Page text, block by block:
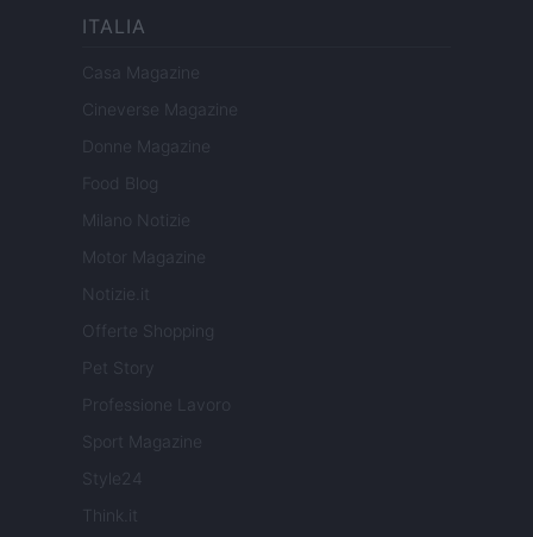
ITALIA
Casa Magazine
Cineverse Magazine
Donne Magazine
Food Blog
Milano Notizie
Motor Magazine
Notizie.it
Offerte Shopping
Pet Story
Professione Lavoro
Sport Magazine
Style24
Think.it